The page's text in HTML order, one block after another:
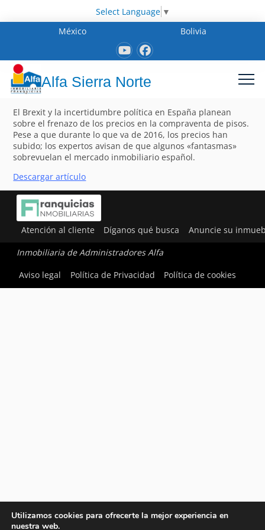
Select Language ▼
México
Bolivia
Alfa Sierra Norte
El Brexit y la incertidumbre política en España planean
sobre el frenazo de los precios en la compraventa de pisos.
Pese a que durante lo que va de 2016, los precios han
subido; los expertos avisan de que algunos «fantasmas»
sobrevuelan el mercado inmobiliario español.
Descargar artículo
Atención al cliente Díganos qué busca Anuncie su
Inmobiliaria de Administradores Alfa
Aviso legal
Política de Privacidad Política de cookies
Utilizamos cookies para ofrecerte la mejor experiencia en
nuestra web.